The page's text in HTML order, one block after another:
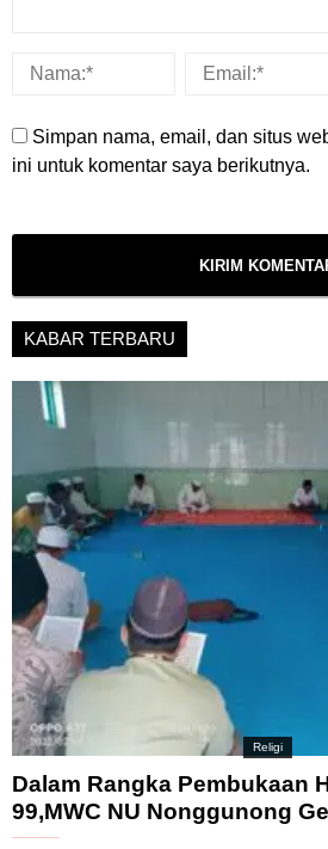
Simpan nama, email, dan situs
ini untuk komentar saya berikutnya.
KABAR TERBARU
Religi
Dalam Rangka Pembukaan
99,MWC NU Nonggunong